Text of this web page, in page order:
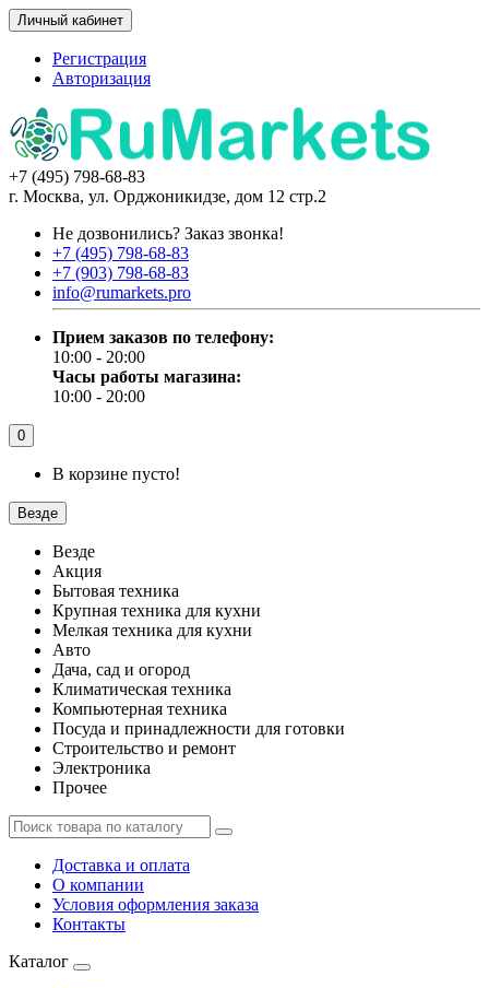
Личный кабинет
Регистрация
Авторизация
+7 (495) 798-68-83
г. Москва, ул. Орджоникидзе, дом 12 стр.2
Не дозвонились? Заказ звонка!
+7 (495) 798-68-83
+7 (903) 798-68-83
info@rumarkets.pro
Прием заказов по телефону:
10:00 - 20:00
Часы работы магазина:
10:00 - 20:00
0
В корзине пусто!
Везде
Везде
Акция
Бытовая техника
Крупная техника для кухни
Мелкая техника для кухни
Авто
Дача, сад и огород
Климатическая техника
Компьютерная техника
Посуда и принадлежности для готовки
Строительство и ремонт
Электроника
Прочее
Доставка и оплата
О компании
Условия оформления заказа
Контакты
Каталог